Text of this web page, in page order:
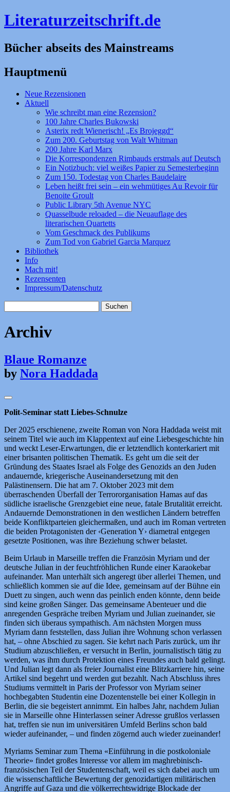
Literaturzeitschrift.de
Bücher abseits des Mainstreams
Hauptmenü
Zum
Inhalt
Neue Rezensionen
Aktuell
Wie schreibt man eine Rezension?
100 Jahre Charles Bukowski
Asterix redt Wienerisch! „Es Brojeggd“
Zum 200. Geburtstag von Walt Whitman
200 Jahre Karl Marx
Die Korrespondenzen Rimbauds erstmals auf Deutsch
Ein Notizbuch: viel weißes Papier zu Semesterbeginn
Zum 150. Todestag von Charles Baudelaire
Leben heißt frei sein – ein wehmütiges Au Revoir für
Benoite Groult
Public Library 5th Avenue NYC
Quasselbude reloaded – die Neuauflage des
literarischen Quartetts
Vom Geschmack des Publikums
Zum Tod von Gabriel Garcia Marquez
Bibliothek
Info
Mach mit!
Rezensenten
Impressum/Datenschutz
nach:
Archiv
Blaue Romanze
by Nora Haddada
Polit-Seminar statt Liebes-Schnulze
Der 2025 erschienene, zweite Roman von Nora Haddada weist mit
seinem Titel wie auch im Klappentext auf eine Liebesgeschichte hin
und weckt Leser-Erwartungen, die er letztendlich konterkariert mit
einer brisanten politischen Thematik. Es geht um die seit der
Gründung des Staates Israel als Folge des Genozids an den Juden
andauernde, kriegerische Auseinandersetzung mit den
Palästinensern. Die hat am 7. Oktober 2023 mit dem
überraschenden Überfall der Terrororganisation Hamas auf das
südliche israelische Grenzgebiet eine neue, fatale Brutalität erreicht.
Andauernde Demonstrationen in den westlichen Ländern betreffen
beide Konfliktparteien gleichermaßen, und auch im Roman vertreten
die beiden Protagonisten der ‹Generation Y› diametral entgegen
gesetzte Positionen, was ihre Beziehung schwer belastet.
Beim Urlaub in Marseille treffen die Französin Myriam und der
deutsche Julian in der feuchtfröhlichen Runde einer Karaokebar
aufeinander. Man unterhält sich angeregt über allerlei Themen, und
schließlich kommen sie auf die Idee, gemeinsam auf der Bühne ein
Duett zu singen, auch wenn das peinlich enden könnte, denn beide
sind keine großen Sänger. Das gemeinsame Abenteuer und die
anregenden Gespräche treiben Myriam und Julian zueinander, sie
finden sich überaus sympathisch. Am nächsten Morgen muss
Myriam dann feststellen, dass Julian ihre Wohnung schon verlassen
hat, – ohne Abschied zu sagen. Sie kehrt nach Paris zurück, um ihr
Studium abzuschließen, er versucht in Berlin, journalistisch tätig zu
werden, was ihm durch Protektion eines Freundes auch bald gelingt.
Und Julian legt dann als freier Journalist eine Blitzkarriere hin, seine
Artikel sind begehrt und werden gut bezahlt. Nach Abschluss ihres
Studiums vermittelt in Paris der Professor von Myriam seiner
hochbegabten Studentin eine Dozentenstelle bei einer Kollegin in
Berlin, die sie begeistert annimmt. Ein halbes Jahr, nachdem Julian
sie in Marseille ohne Hinterlassen seiner Adresse grußlos verlassen
hat, treffen sie nun im universitären Umfeld Berlins schon bald
wieder aufeinander, – und finden zögernd auch wieder zueinander!
Myriams Seminar zum Thema «Einführung in die postkoloniale
Theorie» findet großes Interesse vor allem im maghrebinisch-
französischen Teil der Studentenschaft, weil es sich dabei auch um
die wissenschaftliche Bewertung der genozidartigen militärischen
Angriffe auf Gaza und die völkerrechtswidrige Blockade der